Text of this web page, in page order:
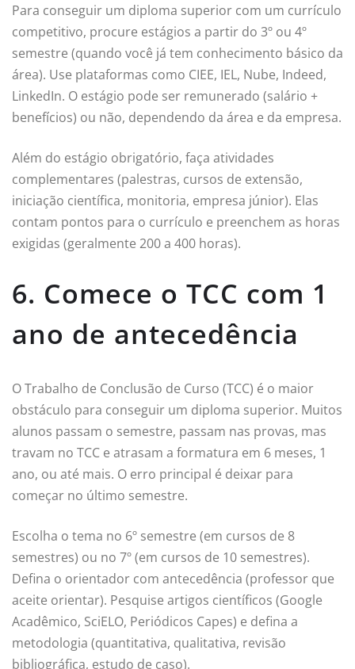
Para conseguir um diploma superior com um currículo
competitivo, procure estágios a partir do 3º ou 4º
semestre (quando você já tem conhecimento básico da
área). Use plataformas como CIEE, IEL, Nube, Indeed,
LinkedIn. O estágio pode ser remunerado (salário +
benefícios) ou não, dependendo da área e da empresa.
Além do estágio obrigatório, faça atividades
complementares (palestras, cursos de extensão,
iniciação científica, monitoria, empresa júnior). Elas
contam pontos para o currículo e preenchem as horas
exigidas (geralmente 200 a 400 horas).
6. Comece o TCC com 1
ano de antecedência
O Trabalho de Conclusão de Curso (TCC) é o maior
obstáculo para conseguir um diploma superior. Muitos
alunos passam o semestre, passam nas provas, mas
travam no TCC e atrasam a formatura em 6 meses, 1
ano, ou até mais. O erro principal é deixar para
começar no último semestre.
Escolha o tema no 6º semestre (em cursos de 8
semestres) ou no 7º (em cursos de 10 semestres).
Defina o orientador com antecedência (professor que
aceite orientar). Pesquise artigos científicos (Google
Acadêmico, SciELO, Periódicos Capes) e defina a
metodologia (quantitativa, qualitativa, revisão
bibliográfica, estudo de caso).